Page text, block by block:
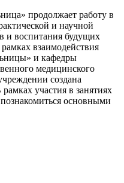
продолжает работу в
и научной
и воспитания будущих
взаимодействия
и кафедры
медицинского
создана
участия в занятиях
основными